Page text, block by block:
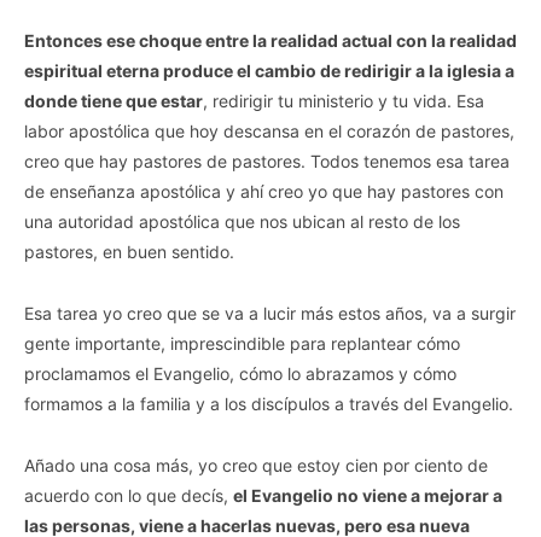
Entonces ese choque entre la realidad actual con la realidad
espiritual eterna produce el cambio de redirigir a la iglesia a
donde tiene que estar, redirigir tu ministerio y tu vida. Esa
labor apostólica que hoy descansa en el corazón de pastores,
creo que hay pastores de pastores. Todos tenemos esa tarea
de enseñanza apostólica y ahí creo yo que hay pastores con
una autoridad apostólica que nos ubican al resto de los
pastores, en buen sentido.
Esa tarea yo creo que se va a lucir más estos años, va a surgir
gente importante, imprescindible para replantear cómo
proclamamos el Evangelio, cómo lo abrazamos y cómo
formamos a la familia y a los discípulos a través del Evangelio.
Añado una cosa más, yo creo que estoy cien por ciento de
acuerdo con lo que decís, el Evangelio no viene a mejorar a
las personas, viene a hacerlas nuevas, pero esa nueva